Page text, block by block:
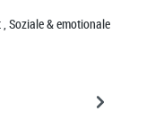
, Soziale & emotionale